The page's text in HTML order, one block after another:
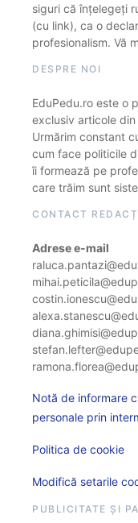
siguri că înțelegeți
(cu link), ca o
profesionalism. Vă
DESPRE NOI
EduPedu.ro este o
exclusiv articole
Urmărim constant
cum face politicile
îi formează pe
care trăim sunt
CONTACT
Adrese e-mail
Notă de informare
personale prin
Politica de cookie
Modifică setarile
PUBLICITATE ȘI